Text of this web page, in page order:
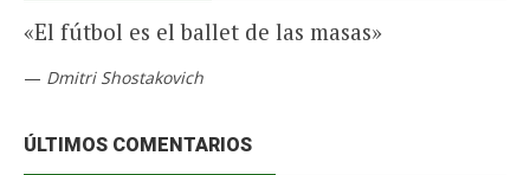
«El fútbol es el ballet de las masas»
— Dmitri Shostakovich
ÚLTIMOS COMENTARIOS